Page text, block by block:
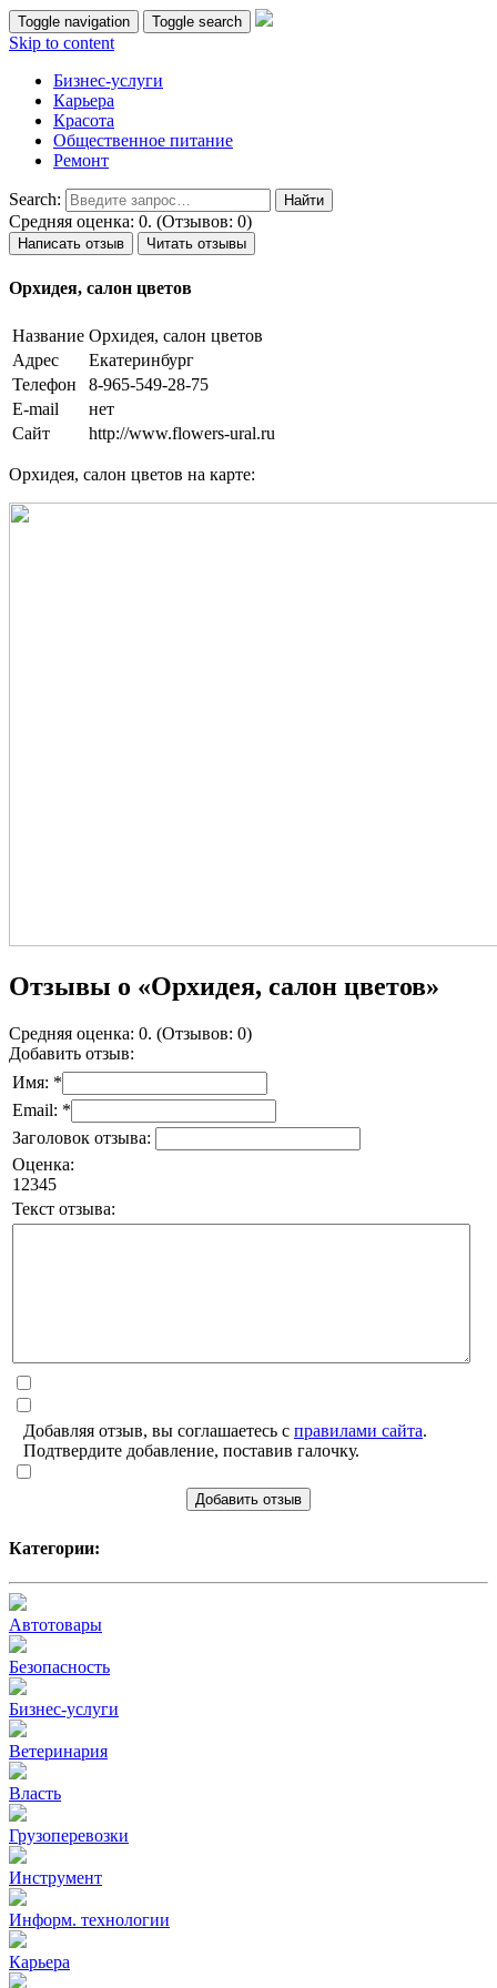
Toggle navigation Toggle search
Skip to content
Бизнес-услуги
Карьера
Красота
Общественное питание
Ремонт
Search:
Средняя оценка: 0. (Отзывов: 0)
Написать отзыв Читать отзывы
Орхидея, салон цветов
Название Орхидея, салон цветов
Адрес
Екатеринбург
Телефон
8-965-549-28-75
E-mail
нет
Сайт
http://www.flowers-ural.ru
Орхидея, салон цветов на карте:
Отзывы о «Орхидея, салон цветов»
Средняя оценка: 0. (Отзывов: 0)
Добавить отзыв:
Имя: *
Email: *
Заголовок отзыва:
Оценка:
1 2345
Текст отзыва:
Добавляя отзыв, вы соглашаетесь с правилами сайта.
Подтвердите добавление, поставив галочку.
Добавить отзыв
Категории:
Автотовары
Безопасность
Бизнес-услуги
Ветеринария
Власть
Грузоперевозки
Инструмент
Информ. технологии
Карьера